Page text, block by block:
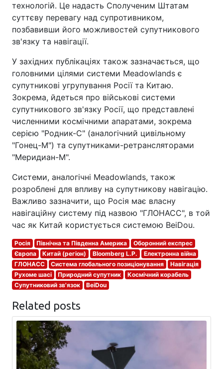
технологій. Це надасть Сполученим Штатам
суттєву перевагу над супротивником,
позбавивши його можливостей супутникового
зв'язку та навігації.
У західних публікаціях також зазначається, що
головними цілями системи Meadowlands є
супутникові угрупування Росії та Китаю.
Зокрема, йдеться про військові системи
супутникового зв'язку Росії, що представлені
численними космічними апаратами, зокрема
серією "Родник-С" (аналогічний цивільному
"Гонец-М") та супутниками-ретрансляторами
"Меридиан-М".
Системи, аналогічні Meadowlands, також
розроблені для впливу на супутникову навігацію.
Важливо зазначити, що Росія має власну
навігаційну систему під назвою "ГЛОНАСС", в той
час як Китай користується системою BeiDou.
Росія Північна та Південна Америка
Оборонний експрес
Європа
Китай (регіон) Bloomberg L.P.
Електронна війна
ГЛОНАСС
Система глобального позиціонування
Навігація
Рухоме шасі
Природний супутник
Космічний корабель
Супутниковий зв'язок
BeiDou
Related posts